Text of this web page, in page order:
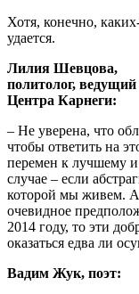
Хотя, конечно,
удается.
Лилия Шевцова,
политолог,
Центра Карнеги:
– Не уверена, что
чтобы ответить на
перемен к лучшему
случае – если
которой мы живем. А
очевидное
2014 году, то эти
оказаться едва ли
Вадим Жук, поэт: